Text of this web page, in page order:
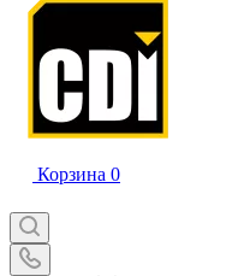
Корзина 0